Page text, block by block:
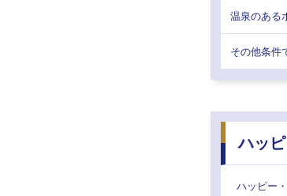
温泉のある
その他条件
ハッ
ハッピー